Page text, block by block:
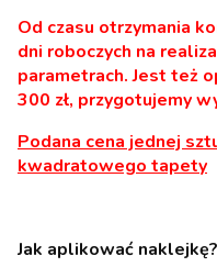
Od czasu otrzymania
dni roboczych na
parametrach. Jest też
300 zł, przygotujemy
Podana cena jednej
kwadratowego tapety
Jak aplikować naklejkę?